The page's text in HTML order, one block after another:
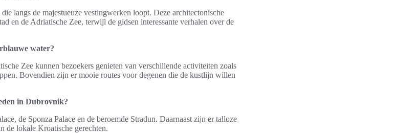
langs de majestueuze vestingwerken loopt. Deze architectonische
en de Adriatische Zee, terwijl de gidsen interessante verhalen over de
water?
Zee kunnen bezoekers genieten van verschillende activiteiten zoals
Bovendien zijn er mooie routes voor degenen die de kustlijn willen
in Dubrovnik?
de Sponza Palace en de beroemde Stradun. Daarnaast zijn er talloze
de lokale Kroatische gerechten.